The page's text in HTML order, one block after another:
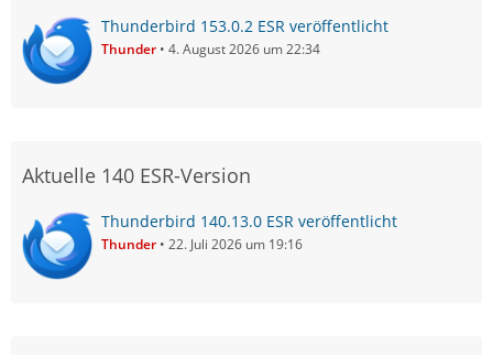
Thunderbird 153.0.2 ESR veröffentlicht
Thunder 4. August 2026 um 22:34
Aktuelle 140 ESR-Version
Thunderbird 140.13.0 ESR veröffentlicht
Thunder 22. Juli 2026 um 19:16